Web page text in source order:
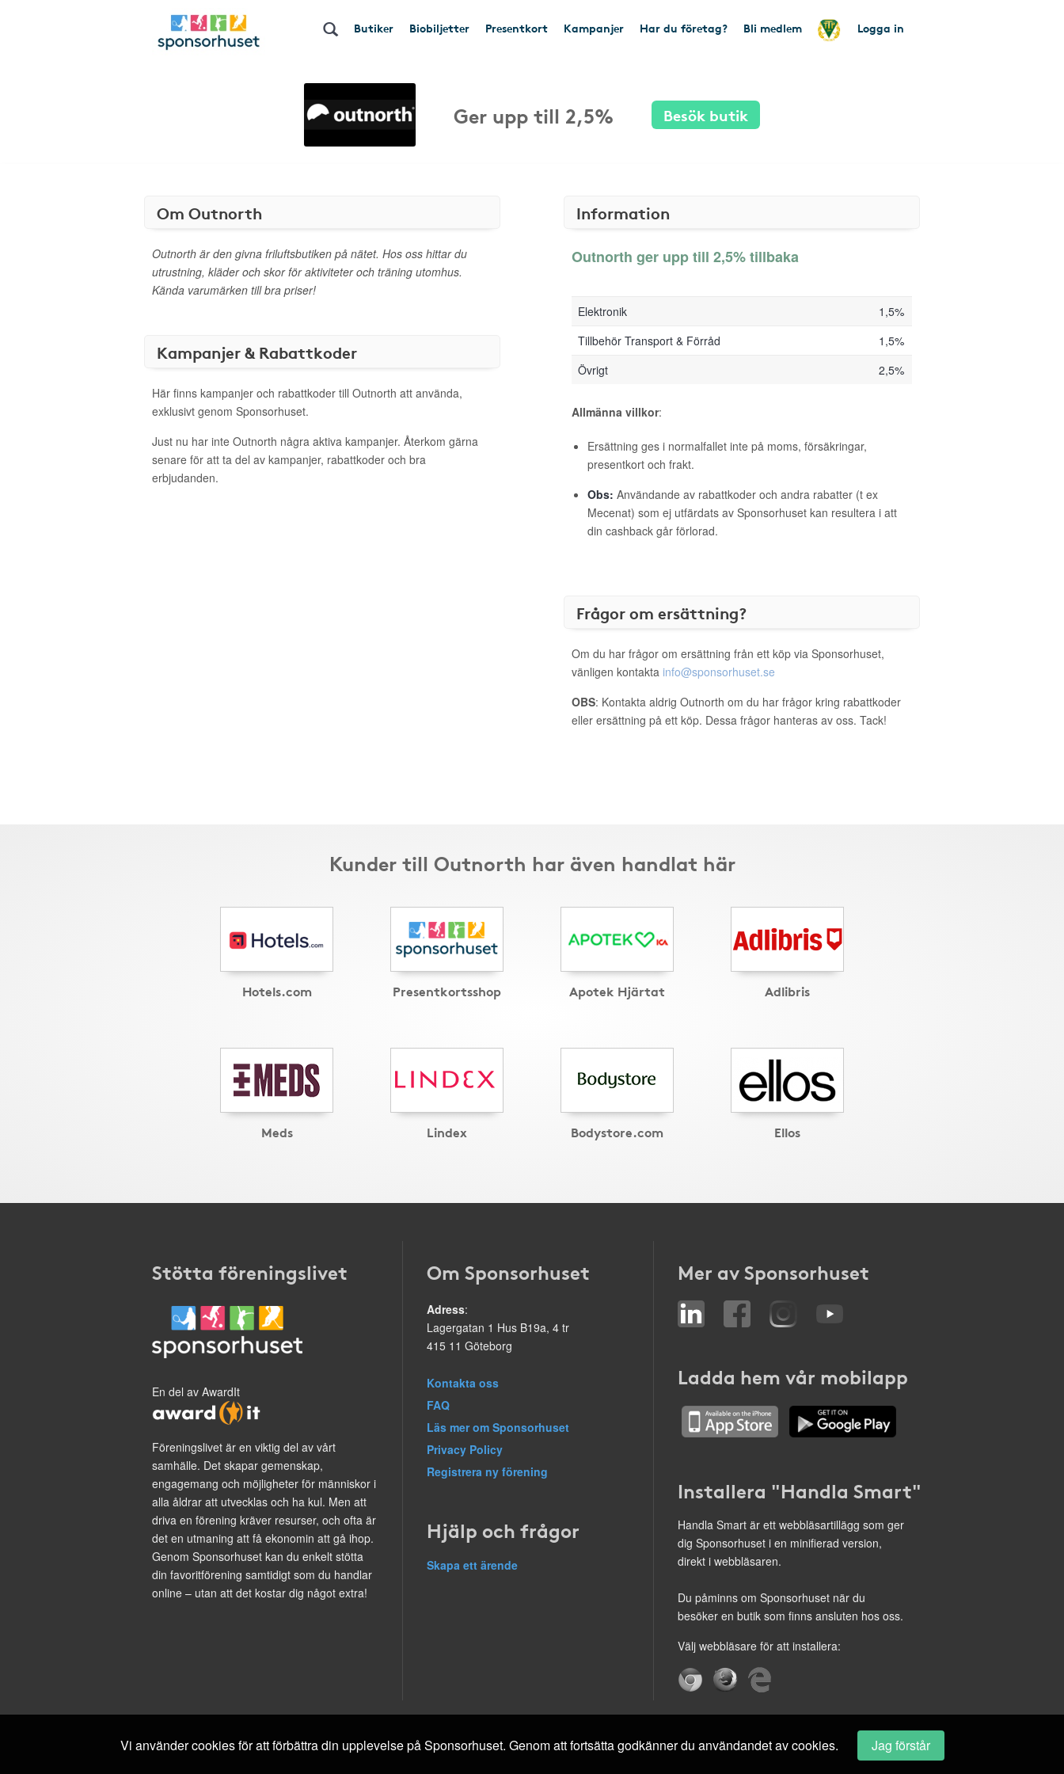
Butiker Biobiljetter Presentkort Kampanjer Har du företag? Bli medlem Logga in
Ger upp till 2,5% Besök butik
Om Outnorth
Outnorth är den givna friluftsbutiken på nätet. Hos oss hittar du
utrustning, kläder och skor för aktiviteter och träning utomhus.
Kända varumärken till bra priser!
Kampanjer & Rabattkoder
Här finns kampanjer och rabattkoder till Outnorth att använda,
exklusivt genom Sponsorhuset.
Just nu har inte Outnorth några aktiva kampanjer. Återkom gärna
senare för att ta del av kampanjer, rabattkoder och bra
erbjudanden.
Information
Outnorth ger upp till 2,5% tillbaka
Elektronik
1,5%
Tillbehör Transport & Förråd
1,5%
Övrigt
2,5%
Allmänna villkor:
Ersättning ges i normalfallet inte på moms, försäkringar,
presentkort och frakt.
Obs: Användande av rabattkoder och andra rabatter (t ex
Mecenat) som ej utfärdats av Sponsorhuset kan resultera i att
din cashback går förlorad.
Frågor om ersättning?
Om du har frågor om ersättning från ett köp via Sponsorhuset,
vänligen kontakta info@sponsorhuset.se
OBS: Kontakta aldrig Outnorth om du har frågor kring rabattkoder
eller ersättning på ett köp. Dessa frågor hanteras av oss. Tack!
Kunder till Outnorth har även handlat här
Hotels.com Presentkortsshop Apotek Hjärtat Adlibris
Meds Lindex Bodystore.com Ellos
Stötta föreningslivet
En del av AwardIt
Föreningslivet är en viktig del av vårt
samhälle. Det skapar gemenskap,
engagemang och möjligheter för människor i
alla åldrar att utvecklas och ha kul. Men att
driva en förening kräver resurser, och ofta är
det en utmaning att få ekonomin att gå ihop.
Genom Sponsorhuset kan du enkelt stötta
din favoritförening samtidigt som du handlar
online – utan att det kostar dig något extra!
Om Sponsorhuset
Adress:
Lagergatan 1 Hus B19a, 4 tr
415 11 Göteborg
Kontakta oss
FAQ
Läs mer om Sponsorhuset
Privacy Policy
Registrera ny förening
Hjälp och frågor
Skapa ett ärende
Mer av Sponsorhuset
Ladda hem vår mobilapp
Installera "Handla Smart"
Handla Smart är ett webbläsartillägg som ger
dig Sponsorhuset i en minifierad version,
direkt i webbläsaren.
Du påminns om Sponsorhuset när du
besöker en butik som finns ansluten hos oss.
Välj webbläsare för att installera:
Vi använder cookies för att förbättra din upplevelse på Sponsorhuset. Genom att fortsätta godkänner du användandet av cookies. Jag förstår